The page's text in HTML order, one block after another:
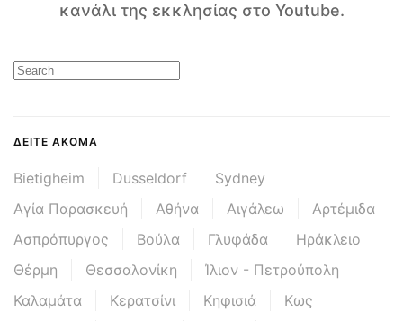
κανάλι της εκκλησίας στο Youtube.
ΔΕΊΤΕ ΑΚΌΜΑ
Bietigheim Dusseldorf
Sydney
Αγία Παρασκευή
Αθήνα Αιγάλεω
Αρτέμιδα
Ασπρόπυργος
Βούλα Γλυφάδα
Ηράκλειο
Θέρμη
Θεσσαλονίκη
Ίλιον - Πετρούπολη
Καλαμάτα
Κερατσίνι Κηφισιά
Κως